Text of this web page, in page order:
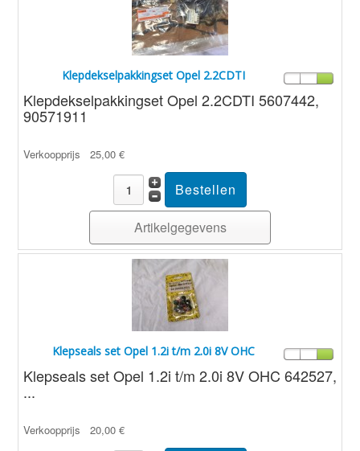
Klepdekselpakkingset Opel 2.2CDTI
Klepdekselpakkingset Opel 2.2CDTI 5607442,
90571911
Verkoopprijs 25,00 €
Artikelgegevens
Klepseals set Opel 1.2i t/m 2.0i 8V OHC
Klepseals set Opel 1.2i t/m 2.0i 8V OHC 642527,
...
Verkoopprijs 20,00 €